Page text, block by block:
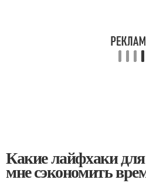
Какие лайфхаки
мне сэкономить